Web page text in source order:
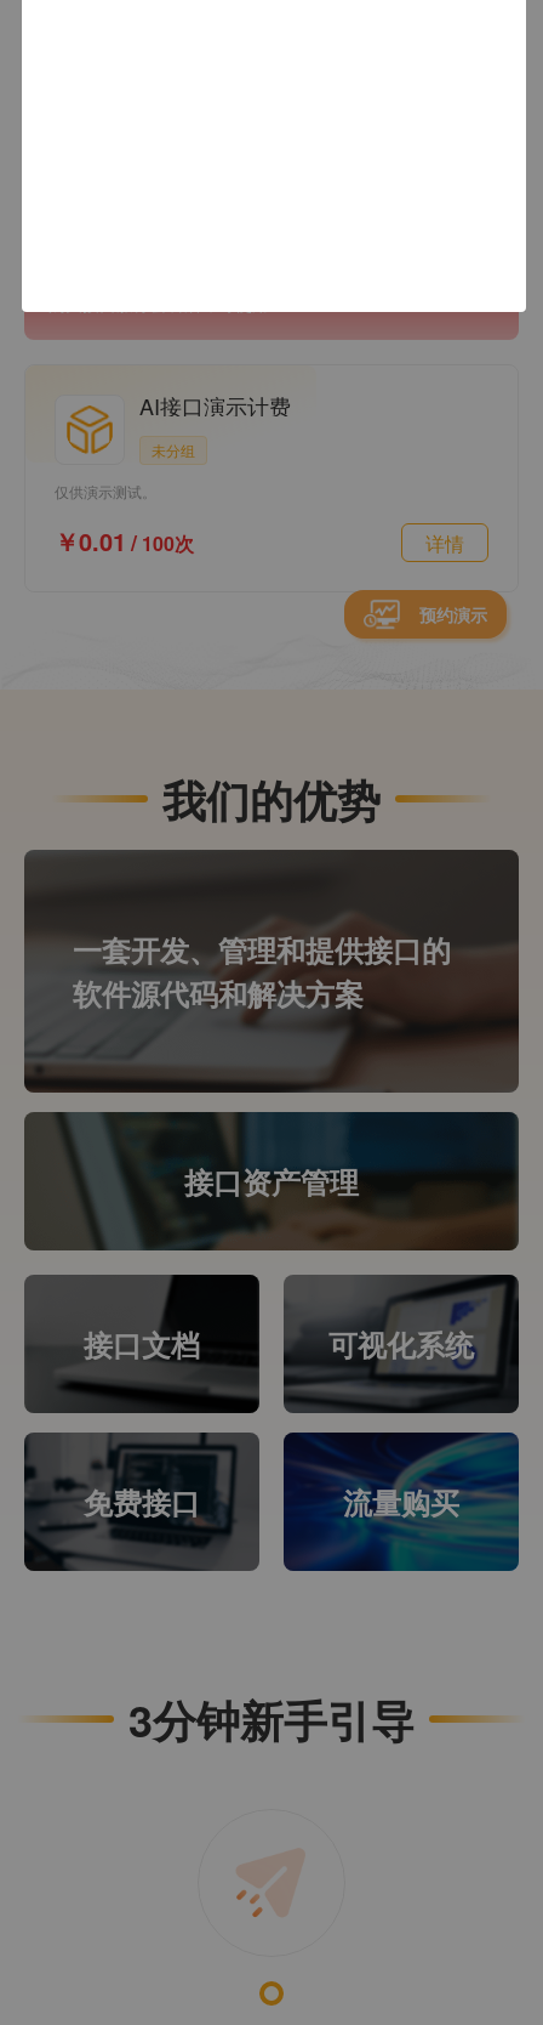
AI接口演示计费
未分组
仅供演示测试。
￥0.01 / 100次 详情
我们的优势
一套开发、管理和提供接口的
软件源代码和解决方案
接口资产管理
接口文档 可视化系统
免费接口 流量购买
3分钟新手引导
预约演示